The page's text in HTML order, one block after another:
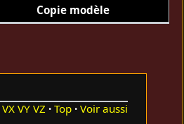
Copie modèle
VX VY VZ Top Voir aussi